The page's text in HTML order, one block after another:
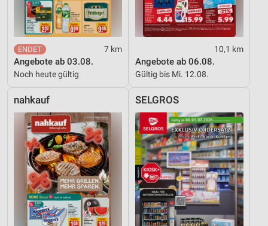
7 km
Angebote ab 03.08.
Noch heute gültig
10,1 km
Angebote ab 06.08.
Gültig bis Mi. 12.08.
nahkauf SELGROS
Kombinationen von Daten aus verschiedenen
Quellen
Entwicklung und Verbesserung der Angebote
Verwendung reduzierter Daten zur Auswahl von
IAB-Besonderheiten:
Verwendung genauer Standortdaten
Geräte anhand von aktiv angeforderten
Informationen identifizieren
Nicht-IAB-Verarbeitungszwecke:
Notwendig
Performance